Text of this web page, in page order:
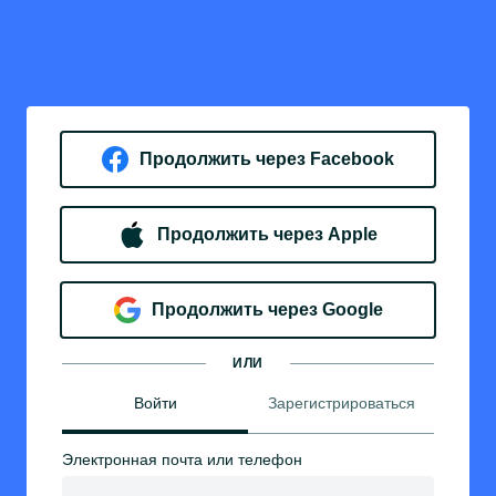
Продолжить через Facebook
Продолжить через Apple
Продолжить через Google
ИЛИ
Войти Зарегистрироваться
Электронная почта или телефон